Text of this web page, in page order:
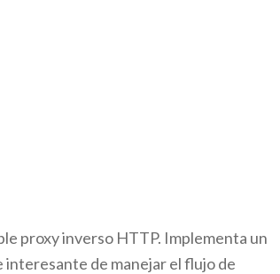
proxy inverso HTTP. Implementa un
de manejar el flujo de